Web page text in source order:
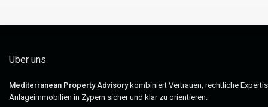
Über uns
Mediterranean Property Advisorykombiniert Vertrauen, rechtliche
Anlageimmobilien in Zypern sicher und klar zu orientieren.